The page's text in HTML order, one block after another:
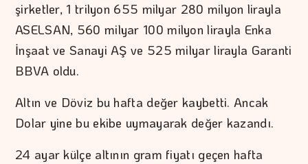
şirketler, 1 trilyon 655 milyar 280 milyon lirayla
ASELSAN, 560 milyar 100 milyon lirayla Enka
İnşaat ve Sanayi AŞ ve 525 milyar lirayla Garanti
BBVA oldu.
Altın ve Döviz bu hafta değer kaybetti. Ancak
Dolar yine bu ekibe uymayarak değer kazandı.
24 ayar külçe altının gram fiyatı geçen hafta